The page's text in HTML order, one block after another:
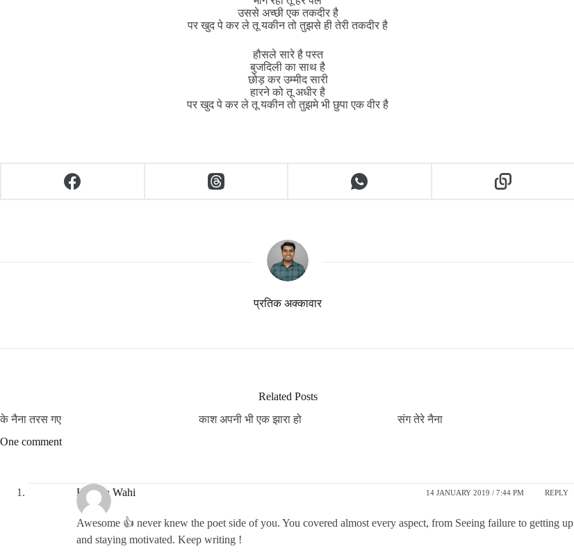
उससे अच्छी एक तकदीर है
पर खुद पे कर ले तू यकीन तो तुझसे ही तेरी तकदीर है
हौसले सारे है पस्त
बुजदिली का साथ है
छोड़ कर उम्मीद सारी
हारने को तू अधीर है
पर खुद पे कर ले तू यकीन तो तुझमे भी छुपा एक वीर है
प्रतिक अक्कावार
Related Posts
के नैना तरस गए
काश अपनी भी एक झारा हो
संग तेरे नैना
One comment
Hargun Wahi 14 JANUARY 2019 / 7:44 PM REPLY
Awesome 👍 never knew the poet side of you. You covered almost every aspect, from Seeing failure to getting up
and staying motivated. Keep writing !